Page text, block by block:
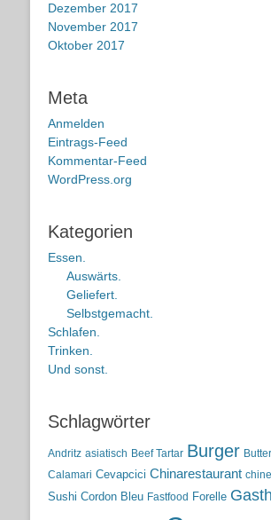
Dezember 2017
November 2017
Oktober 2017
Meta
Anmelden
Eintrags-Feed
Kommentar-Feed
WordPress.org
Kategorien
Essen.
Auswärts.
Geliefert.
Selbstgemacht.
Schlafen.
Trinken.
Und sonst.
Schlagwörter
Andritz asiatisch Beef Tartar Burger
Calamari Cevapcici Chinarestaurant
Sushi Cordon Bleu Fastfood Forelle